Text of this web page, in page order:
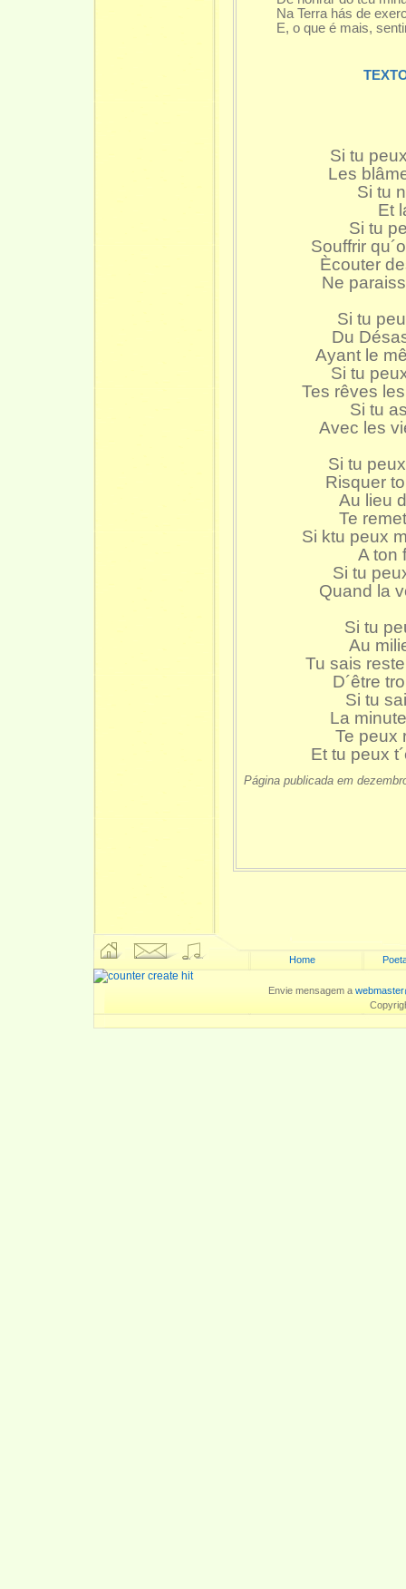
Na Terra hás de
E, o que é mais,
Si tu
Les
Si tu
Et
Si tu
Souffrir
Ècouter
Ne
Si tu
Du
Ayant le
Si tu
Tes rêves
Si tu
Avec les
Si tu
Risquer
Au lieu
Te
Si ktu peux
A ton
Si tu
Quand la
Si tu
Au
Tu sais
D´être
Si tu
La
Te peux
Et tu peux
Página publicada em
Home
Envie mensagem a